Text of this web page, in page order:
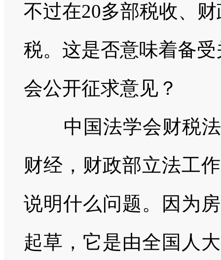
不过在20多部税收、
税。这是否意味着备
会公开征求意见？
中国法学会财税
财经，财政部立法工
说明什么问题。因为
起草，它是由全国人